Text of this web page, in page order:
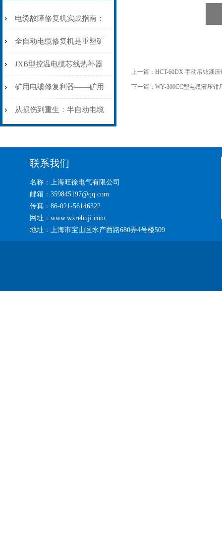
电缆故障修复机实战指南：
从“盲测”到“精确定点”的三
步作业法
全自动电缆修复机是重塑矿
山电力动脉的“智能外科医
生”
JXB型控温电缆芯线热补器
安装与接线：精准修复的工
艺基石
矿用电缆修复利器——矿用
电缆热补机智能控温，安全
从损伤到重生：半自动电缆
上一篇： HCT-60DX 手动吊铉液
下一篇： WY-300CC型电缆液压钳
联系我们
名称：上海旺徐电气有限公司
邮箱：359845197@qq.com
传真：86-021-56146322
网址：www.wxrebuji.com
地址：上海市宝山区水产西路680弄4号楼509